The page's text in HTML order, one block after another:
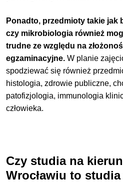
Ponadto, przedmioty takie jak
czy mikrobiologia również
trudne ze względu na
egzaminacyjne. W planie
spodziewać się również
histologia, zdrowie publiczne,
patofizjologia, immunologia
człowieka.
Czy studia na
Wrocławiu to